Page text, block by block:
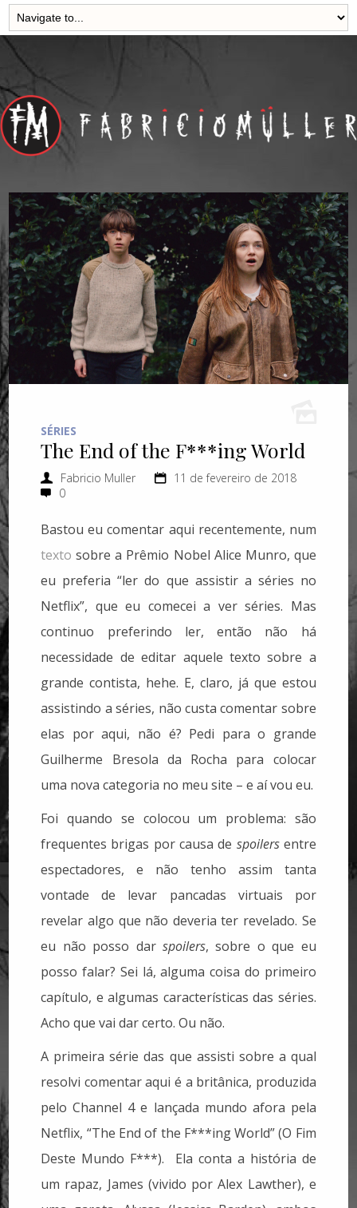
SÉRIES
The End of the F***ing World
Fabricio Muller
11 de fevereiro de 2018
0
Bastou eu comentar aqui recentemente, num
texto sobre a Prêmio Nobel Alice Munro, que
eu preferia “ler do que assistir a séries no
Netflix”, que eu comecei a ver séries. Mas
continuo preferindo ler, então não há
necessidade de editar aquele texto sobre a
grande contista, hehe. E, claro, já que estou
assistindo a séries, não custa comentar sobre
elas por aqui, não é? Pedi para o grande
Guilherme Bresola da Rocha para colocar
uma nova categoria no meu site – e aí vou eu.
Foi quando se colocou um problema: são
frequentes brigas por causa de spoilersentre
espectadores, e não tenho assim tanta
vontade de levar pancadas virtuais por
revelar algo que não deveria ter revelado. Se
eu não posso dar spoilers, sobre o que eu
posso falar? Sei lá, alguma coisa do primeiro
capítulo, e algumas características das séries.
Acho que vai dar certo. Ou não.
A primeira série das que assisti sobre a qual
resolvi comentar aqui é a britânica, produzida
pelo Channel 4 e lançada mundo afora pela
Netflix, “The End of the F***ing World” (O Fim
Deste Mundo F***). Ela conta a história de
um rapaz, James (vivido por Alex Lawther), e